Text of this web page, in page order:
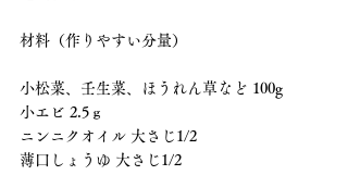
材料（作りやすい分量）
小松菜、壬生菜、ほうれん草など 100g
小エビ 2.5ｇ
ニンニクオイル 大さじ1/2
薄口しょうゆ 大さじ1/2